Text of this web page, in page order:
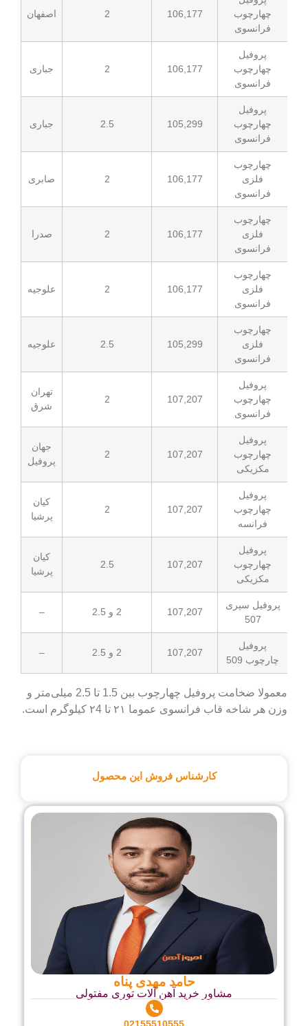
کارشناس فروش این محصول
حامد مهدی پناه
خرید آهن آلات توری مفتولی
106,177
2 اصفهان
106,177
2 جباری
105,299
2.5 جباری
106,177
2 صابری
106,177
2
106,177
2 علوجیه
105,299
2.5 علوجیه
107,207
2
107,207
2
پروفیل
107,207
2
پرشیا
107,207
2.5
پرشیا
107,207 2 و 2.5 –
107,207 2 و 2.5 –
معمولا ضخامت پروفیل چهارچوب بین 1.5 تا 2.5 میلی‌متر و
عموما ۲۱ تا ۲4 کیلوگرم است.